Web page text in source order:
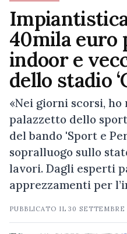
40mila euro
indoor e
dello stadio
«Nei giorni scorsi,
palazzetto dello
del bando 'Sport e
sopralluogo sullo
lavori. Dagli esperti
apprezzamenti per
PUBBLICATO IL30 SETTEMBRE